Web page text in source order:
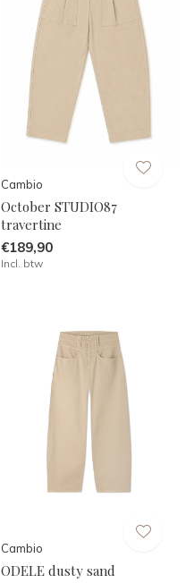
Cambio
October STUDIO87
travertine
€189,90
Incl. btw
Cambio
ODELE dusty sand